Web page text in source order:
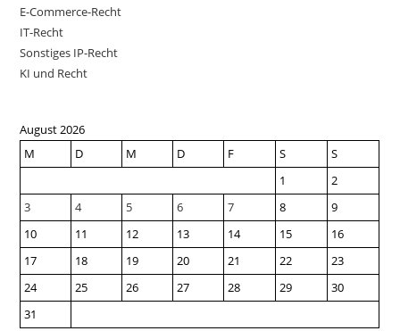
E-Commerce-Recht
IT-Recht
Sonstiges IP-Recht
KI und Recht
August 2026
M
D M D F S
S
1
2
3
4 5 6 7 8
9
10
11 12 13 14 15
16
17
18 19 20 21 22
23
24
25 26 27 28 29
30
31